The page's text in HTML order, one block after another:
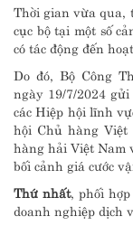
Thời gian vừa qua,
cục bộ tại một số
có tác động đến
Do đó, Bộ Công
ngày 19/7/2024
các Hiệp hội lĩnh
hội Chủ hàng
hàng hải Việt Nam
bối cảnh giá cước
Thứ nhất, phối
doanh nghiệp dịch